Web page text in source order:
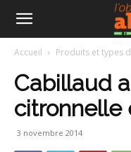
Accueil Produits et types
Cabillaud
citronnelle
3 novembre 2014